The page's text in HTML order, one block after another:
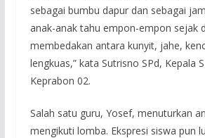
sebagai bumbu dapur dan sebagai
anak-anak tahu empon-empon sejak
membedakan antara kunyit, jahe,
lengkuas,” kata Sutrisno SPd, Kepala
Keprabon 02.
Salah satu guru, Yosef, menuturkan
mengikuti lomba. Ekspresi siswa pun